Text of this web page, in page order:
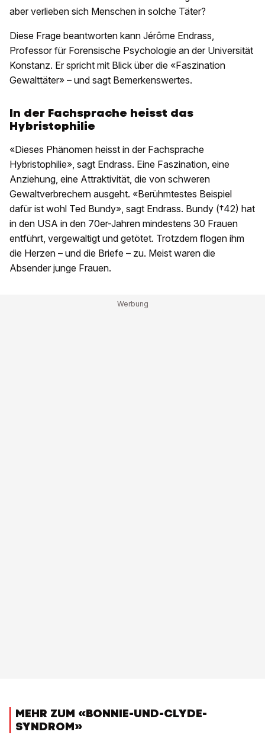
aber verlieben sich Menschen in solche Täter?
Diese Frage beantworten kann Jérôme Endrass,
Professor für Forensische Psychologie an der Universität
Konstanz. Er spricht mit Blick über die «Faszination
Gewalttäter» – und sagt Bemerkenswertes.
In der Fachsprache heisst das
Hybristophilie
«Dieses Phänomen heisst in der Fachsprache
Hybristophilie», sagt Endrass. Eine Faszination, eine
Anziehung, eine Attraktivität, die von schweren
Gewaltverbrechern ausgeht. «Berühmtestes Beispiel
dafür ist wohl Ted Bundy», sagt Endrass. Bundy (†42) hat
in den USA in den 70er-Jahren mindestens 30 Frauen
entführt, vergewaltigt und getötet. Trotzdem flogen ihm
die Herzen – und die Briefe – zu. Meist waren die
Absender junge Frauen.
MEHR ZUM «BONNIE-UND-CLYDE-
SYNDROM»